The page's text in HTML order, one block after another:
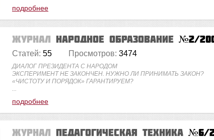
подробнее
Журнал Народное образование №2/
Статей: 55 Просмотров: 3474
ДИАЛОГ ПРЕЗИДЕНТА С НАРОДОМ
ЭКСПЕРИМЕНТ НЕ ЗАКОНЧЕН. НУЖНО ЛИ ПРИНИМАТЬ ЗАКОН?
«ЧИСТОТУ И ПОРЯДОК» ГАРАНТИРУЕМ?
...
подробнее
Журнал Педагогическая техника №6/